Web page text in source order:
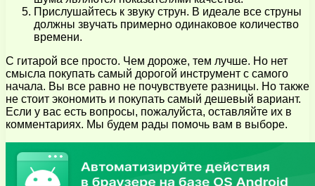
Прислушайтесь к звуку струн. В идеале все струны
должны звучать примерно одинаковое количество
времени.
С гитарой все просто. Чем дороже, тем лучше. Но нет
смысла покупать самый дорогой инструмент с самого
начала. Вы все равно не почувствуете разницы. Но также
не стоит экономить и покупать самый дешевый вариант.
Если у вас есть вопросы, пожалуйста, оставляйте их в
комментариях. Мы будем рады помочь вам в выборе.